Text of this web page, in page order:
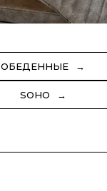
ОБЕДЕННЫЕ
SOHO